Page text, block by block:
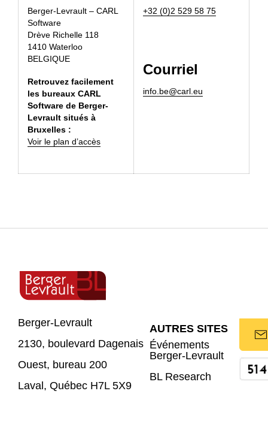
Berger-Levrault – CARL
Software
Drève Richelle 118
1410 Waterloo
BELGIQUE
Retrouvez facilement
les bureaux CARL
Software de Berger-
Levrault situés à
Bruxelles :
Voir le plan d’accès
+32 (0)2 529 58 75
Courriel
info.be@carl.eu
Berger-Levrault
2130, boulevard Dagenais
Ouest, bureau 200
Laval, Québec H7L 5X9
AUTRES SITES
Événements
Berger-Levrault
BL Research